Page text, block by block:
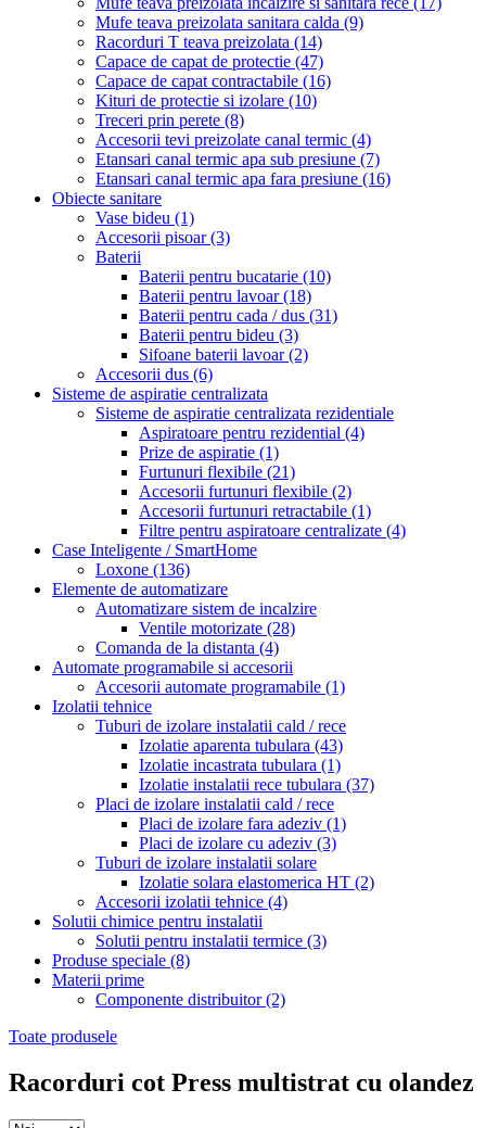
Mufe teava preizolata sanitara calda (9)
Racorduri T teava preizolata (14)
Capace de capat de protectie (47)
Capace de capat contractabile (16)
Kituri de protectie si izolare (10)
Treceri prin perete (8)
Accesorii tevi preizolate canal termic (4)
Etansari canal termic apa sub presiune (7)
Etansari canal termic apa fara presiune (16)
Obiecte sanitare
Vase bideu (1)
Accesorii pisoar(3)
Baterii
Baterii pentru bucatarie (10)
Baterii pentru lavoar(18)
Baterii pentru cada / dus (31)
Baterii pentru bideu (3)
Sifoane baterii lavoar(2)
Accesorii dus (6)
Sisteme de aspiratie centralizata
Sisteme de aspiratie centralizata rezidentiale
Aspiratoare pentru rezidential (4)
Prize de aspiratie (1)
Furtunuri flexibile (21)
Accesorii furtunuri flexibile (2)
Accesorii furtunuri retractabile (1)
Filtre pentru aspiratoare centralizate (4)
Case Inteligente / SmartHome
Loxone (136)
Elemente de automatizare
Automatizare sistem de incalzire
Ventile motorizate (28)
Comanda de la distanta (4)
Automate programabile si accesorii
Accesorii automate programabile (1)
Izolatii tehnice
Tuburi de izolare instalatii cald / rece
Izolatie aparenta tubulara (43)
Izolatie incastrata tubulara (1)
Izolatie instalatii rece tubulara (37)
Placi de izolare instalatii cald / rece
Placi de izolare fara adeziv (1)
Placi de izolare cu adeziv (3)
Tuburi de izolare instalatii solare
Izolatie solara elastomerica HT (2)
Accesorii izolatii tehnice (4)
Solutii chimice pentru instalatii
Solutii pentru instalatii termice (3)
Produse speciale (8)
Materii prime
Componente distribuitor(2)
Toate produsele
Racorduri cot Press multistrat cu olandez